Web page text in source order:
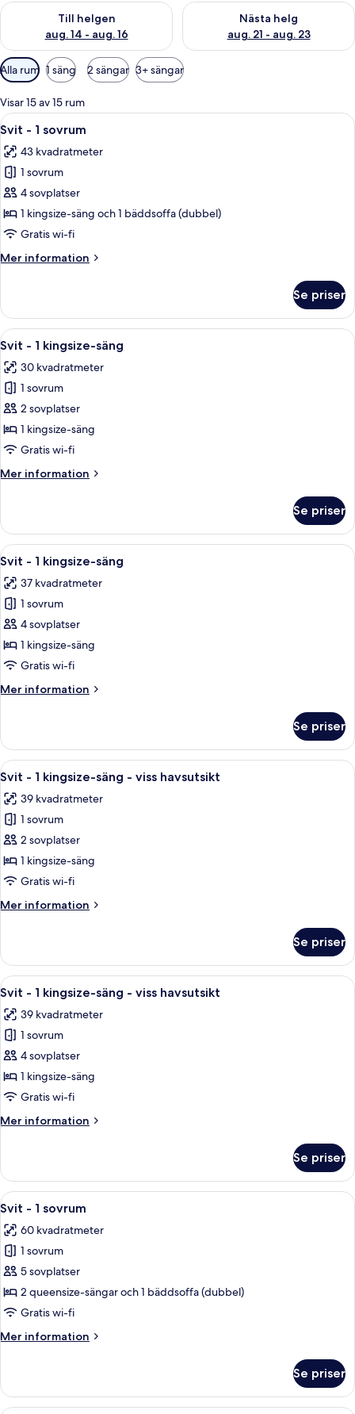
Till helgen
aug. 14 - aug. 16
Kontrollera tillgängligheten för den här helgen aug. 14 - aug.
Nästa helg
aug. 21 - aug. 23
Kontrollera tillgängligheten
Tillgängliga
filter
för
rum
Alla rum 1 säng 2 sängar 3+ sängar
Visar 15 av 15 rum
Öppna
alla
foton
för
Svit
-
1
Ett hotellrum med en stor säng, en
5
Svit - 1 sovrum
43 kvadratmeter
1 sovrum
4 sovplatser
1 kingsize-säng och 1 bäddsoffa (dubbel)
Gratis wi-fi
Mer information
Mer
-
sovrum
Se priser
Öppna
alla
foton
för
Svit
-
1
säng
Ett hotellrum med en säng, ett
6
Svit - 1 kingsize-säng
30 kvadratmeter
1 sovrum
2 sovplatser
1 kingsize-säng
Gratis wi-fi
Mer information
Mer
-
kingsize-
Se priser
Öppna
alla
foton
för
Svit
-
1
säng
Ett hotellrum med en säng, en
6
Svit - 1 kingsize-säng
37 kvadratmeter
1 sovrum
4 sovplatser
1 kingsize-säng
Gratis wi-fi
Mer information
Mer
-
kingsize-
Se priser
Öppna
alla
foton
för
Svit
-
1
säng
havsutsikt
Ett hotellrum med en säng, ett
6
Svit - 1 kingsize-säng - viss havsutsikt
39 kvadratmeter
1 sovrum
2 sovplatser
1 kingsize-säng
Gratis wi-fi
Mer information
Mer
-
kingsize-
viss
havsutsikt
Se priser
Öppna
alla
foton
för
Svit
-
1
säng
havsutsikt
Ett hotellrum med en säng, ett
6
Svit - 1 kingsize-säng - viss havsutsikt
39 kvadratmeter
1 sovrum
4 sovplatser
1 kingsize-säng
Gratis wi-fi
Mer information
Mer
-
kingsize-
viss
havsutsikt
Se priser
Öppna
alla
foton
för
Svit
-
1
Ett hotellrum med två sängar, en tv,
5
Svit - 1 sovrum
60 kvadratmeter
1 sovrum
5 sovplatser
2 queensize-sängar och 1 bäddsoffa (dubbel)
Gratis wi-fi
Mer information
Mer
-
Se priser